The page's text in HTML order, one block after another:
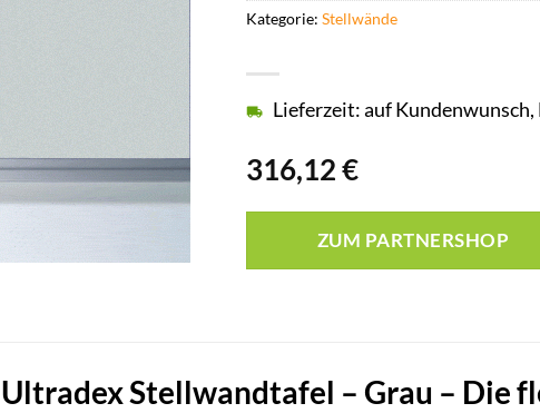
316,12€
Lieferzeit: auf
ZUM PARTNERSHOP
Kategorie: Stellwände
Ultradex Stellwandtafel – Grau – Die